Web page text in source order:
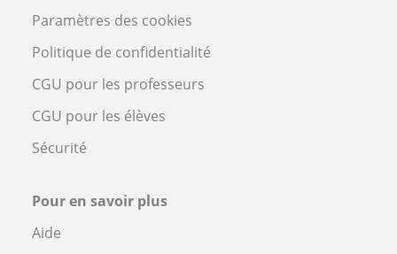
Paramètres des cookies
Politique de confidentialité
CGU pour les professeurs
CGU pour les élèves
Sécurité
Pour en savoir plus
Aide